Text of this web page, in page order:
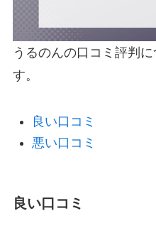
うるのんの口コミ評判
す。
良い口コミ
悪い口コミ
良い口コミ